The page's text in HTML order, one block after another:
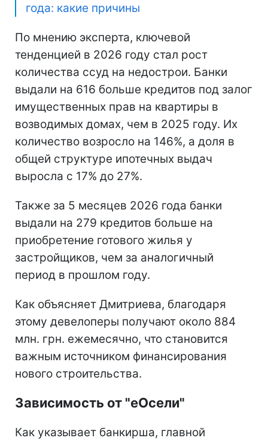
года: какие причины
По мнению эксперта, ключевой
тенденцией в 2026 году стал рост
количества ссуд на недострои. Банки
выдали на 616 больше кредитов под залог
имущественных прав на квартиры в
возводимых домах, чем в 2025 году. Их
количество возросло на 146%, а доля в
общей структуре ипотечных выдач
выросла с 17% до 27%.
Также за 5 месяцев 2026 года банки
выдали на 279 кредитов больше на
приобретение готового жилья у
застройщиков, чем за аналогичный
период в прошлом году.
Как объясняет Дмитриева, благодаря
этому девелоперы получают около 884
млн. грн. ежемесячно, что становится
важным источником финансирования
нового строительства.
Зависимость от "еОсели"
Как указывает банкирша, главной